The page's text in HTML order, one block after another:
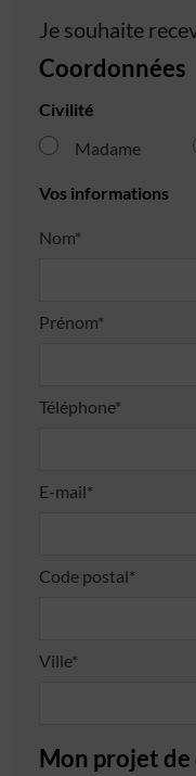
Je souhaite
Coordonnées
Civilité
Madame
Vos informations
Nom*
Prénom*
Téléphone*
E-mail*
Code postal*
Ville*
Mon projet